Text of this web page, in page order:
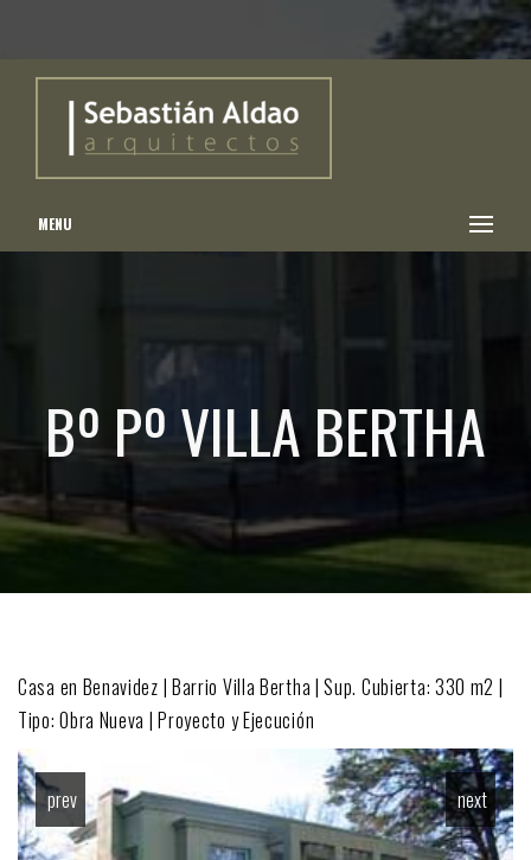
MENU
Bº Pº VILLA BERTHA
Casa en Benavidez | Barrio Villa Bertha | Sup. Cubierta: 330 m2 |
Tipo: Obra Nueva | Proyecto y Ejecución
prev next